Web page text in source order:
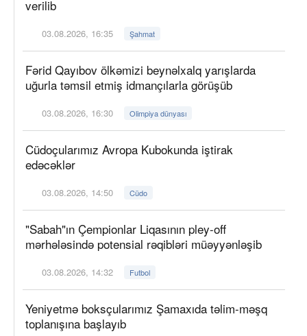
verilib
03.08.2026, 16:35 Şahmat
Fərid Qayıbov ölkəmizi beynəlxalq yarışlarda
uğurla təmsil etmiş idmançılarla görüşüb
03.08.2026, 16:30 Olimpiya dünyası
Cüdoçularımız Avropa Kubokunda iştirak
edəcəklər
03.08.2026, 14:50 Cüdo
"Sabah"ın Çempionlar Liqasının pley-off
mərhələsində potensial rəqibləri müəyyənləşib
03.08.2026, 14:32 Futbol
Yeniyetmə boksçularımız Şamaxıda təlim-məşq
toplanışına başlayıb